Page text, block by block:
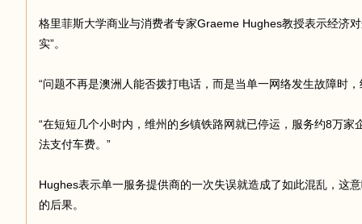
格里菲斯大学商业与消费者专家Graeme Hughes教授表示经济
实”。
“问题不再是澳洲人能否拨打电话，而是当单一网络发生故障时
“在短短几个小时内，维州的乡镇铁路网就已停运，服务约8万
法支付车费。”
Hughes表示单一服务提供商的一次失误就造成了如此混乱，这
的后果。